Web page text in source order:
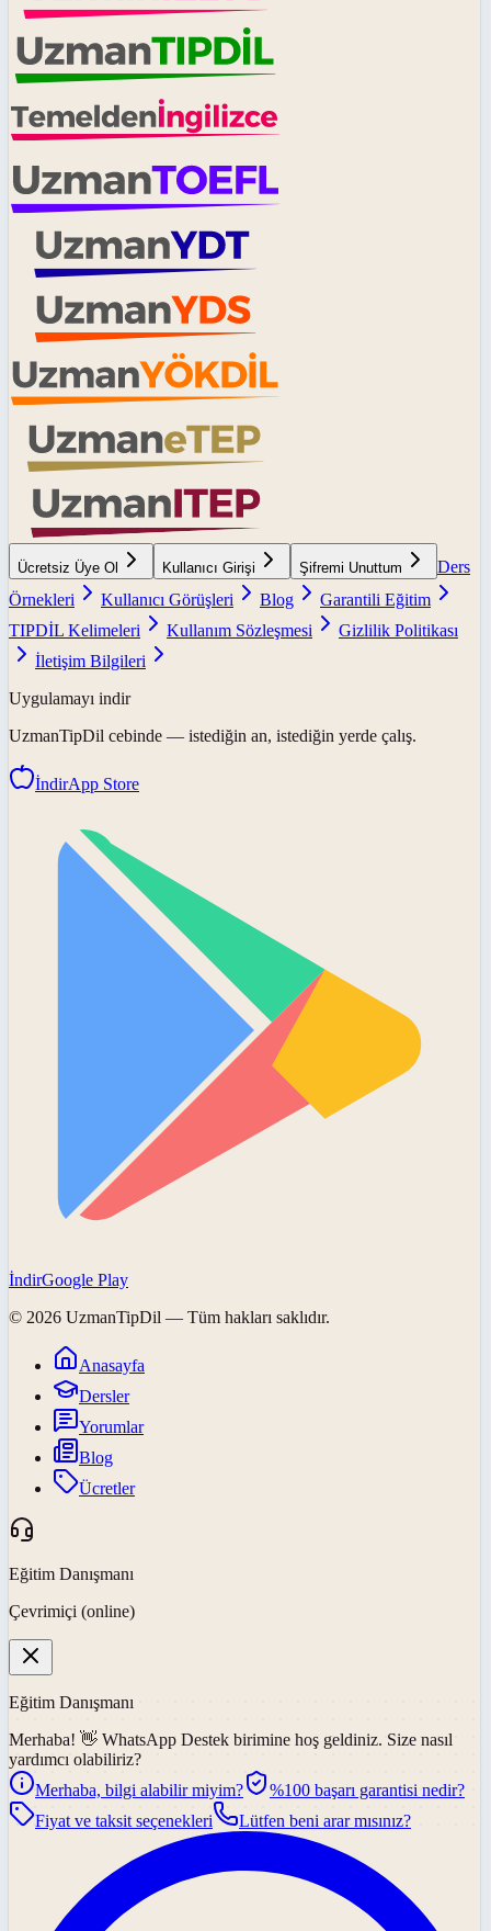
Ücretsiz Üye Ol Kullanıcı Girişi Şifremi Unuttum
Ders
Örnekleri
Kullanıcı Görüşleri Blog
Garantili Eğitim
TIPDİL Kelimeleri
Kullanım Sözleşmesi
Gizlilik Politikası
İletişim Bilgileri
Uygulamayı indir
UzmanTipDil cebinde — istediğin an, istediğin yerde çalış.
İndirApp Store
İndirGoogle Play
© 2026 UzmanTipDil — Tüm hakları saklıdır.
Anasayfa
Dersler
Yorumlar
Blog
Ücretler
Eğitim Danışmanı
Çevrimiçi (online)
Eğitim Danışmanı
Merhaba! 👋 WhatsApp Destek birimine hoş geldiniz. Size nasıl
yardımcı olabiliriz?
Merhaba, bilgi alabilir miyim?
%100 başarı garantisi nedir?
Fiyat ve taksit seçenekleri
Lütfen beni arar mısınız?